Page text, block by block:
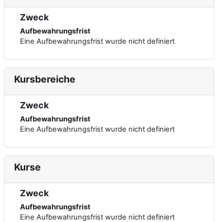
Zweck
Aufbewahrungsfrist
Eine Aufbewahrungsfrist wurde nicht definiert
Kursbereiche
Zweck
Aufbewahrungsfrist
Eine Aufbewahrungsfrist wurde nicht definiert
Kurse
Zweck
Aufbewahrungsfrist
Eine Aufbewahrungsfrist wurde nicht definiert